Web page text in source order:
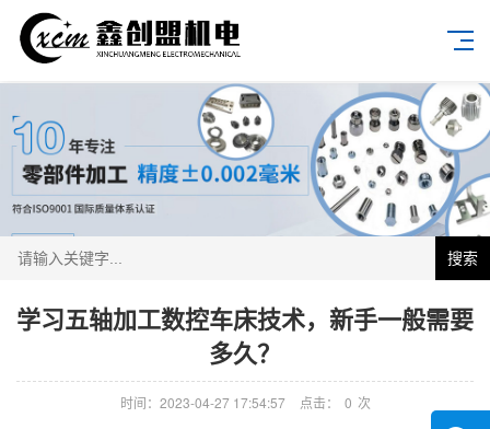
搜索
学习五轴加工数控车床技术，新手一般需要
多久？
时间：2023-04-27 17:54:57 点击： 0 次